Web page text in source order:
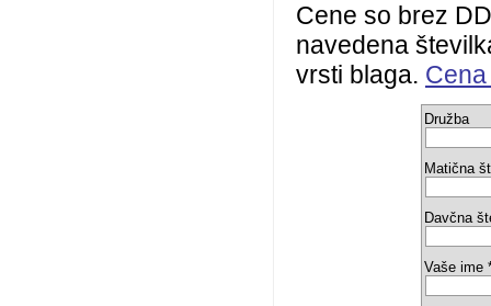
Cene so brez
navedena
vrsti blaga.
Družba
Matična
Davčna
Vaše ime